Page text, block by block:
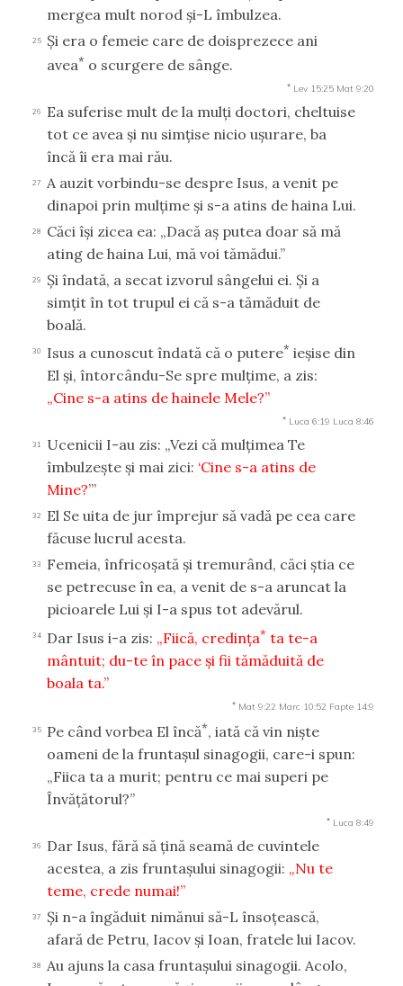
mergea mult norod şi-L îmbulzea.
25
Şi era o femeie care de doisprezece ani
avea* o scurgere de sânge.
* Lev 15:25 Mat 9:20
26
Ea suferise mult de la mulţi doctori, cheltuise
tot ce avea şi nu simţise nicio uşurare, ba
încă îi era mai rău.
27
A auzit vorbindu-se despre Isus, a venit pe
dinapoi prin mulţime şi s-a atins de haina Lui.
28
Căci îşi zicea ea: „Dacă aş putea doar să mă
ating de haina Lui, mă voi tămădui.”
29
Şi îndată, a secat izvorul sângelui ei. Şi a
simţit în tot trupul ei că s-a tămăduit de
boală.
30 Isus a cunoscut îndată că o putere* ieşise din
El şi, întorcându-Se spre mulţime, a zis:
„Cine s-a atins de hainele Mele?”
* Luca 6:19 Luca 8:46
31
Ucenicii I-au zis: „Vezi că mulţimea Te
îmbulzeşte şi mai zici: ‘Cine s-a atins de
Mine?’”
32
El Se uita de jur împrejur să vadă pe cea care
făcuse lucrul acesta.
33
Femeia, înfricoşată şi tremurând, căci ştia ce
se petrecuse în ea, a venit de s-a aruncat la
picioarele Lui şi I-a spus tot adevărul.
34 Dar Isus i-a zis: „Fiică, credinţa* ta te-a
mântuit; du-te în pace şi fii tămăduită de
boala ta.”
* Mat 9:22 Marc 10:52 Fapte 14:9
35 Pe când vorbea El încă*, iată că vin nişte
oameni de la fruntaşul sinagogii, care-i spun:
„Fiica ta a murit; pentru ce mai superi pe
Învăţătorul?”
* Luca 8:49
36
Dar Isus, fără să ţină seamă de cuvintele
acestea, a zis fruntaşului sinagogii: „Nu te
teme, crede numai!”
37
Şi n-a îngăduit nimănui să-L însoţească,
afară de Petru, Iacov şi Ioan, fratele lui Iacov.
38
Au ajuns la casa fruntaşului sinagogii. Acolo,